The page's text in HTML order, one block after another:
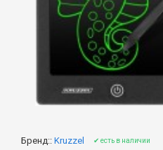
Бренд:: Kruzzel ✔ есть в наличии